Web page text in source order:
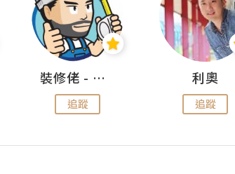
裝修佬 - 香港一站式網上裝修平台
追蹤
利奧
追蹤